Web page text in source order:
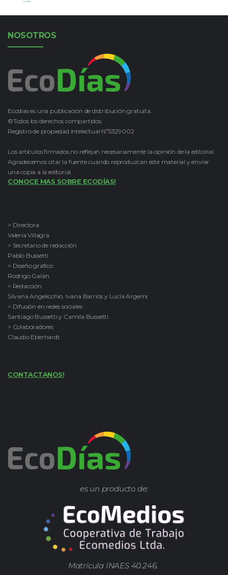
Leer Más
NOSOTROS
Ecodías es una publicación de distribución gratuita.
©Todos los derechos compartidos.
Registro de propiedad intelectual Nº5329002
Los artículos firmados no reflejan necesariamente la opinión de la editorial.
Agradecemos citar la fuente cuando reproduzcan este material y enviar
una copia a la editorial.
CONOCE MAS SOBRE ECODÍAS!
> Directora
Valeria Villagra
> Secretario de redacción
Pablo Bussetti
> Diseño gráfico
Rodrigo Galán
> Redacción
Silvana Angelicchio, Ivana Barrios y Lucía Argemi
> Difusión en redes sociales
Santiago Bussetti y Camila Bussetti
> Colaboradores
Claudio Eberhardt
CONTACTANOS!
es un producto de:
Matrícula INAES 40.246.